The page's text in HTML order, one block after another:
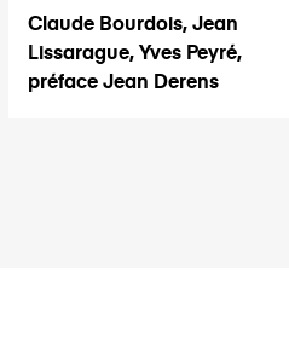
Claude Bourdois, Jean
Lissarague, Yves Peyré,
préface Jean Derens